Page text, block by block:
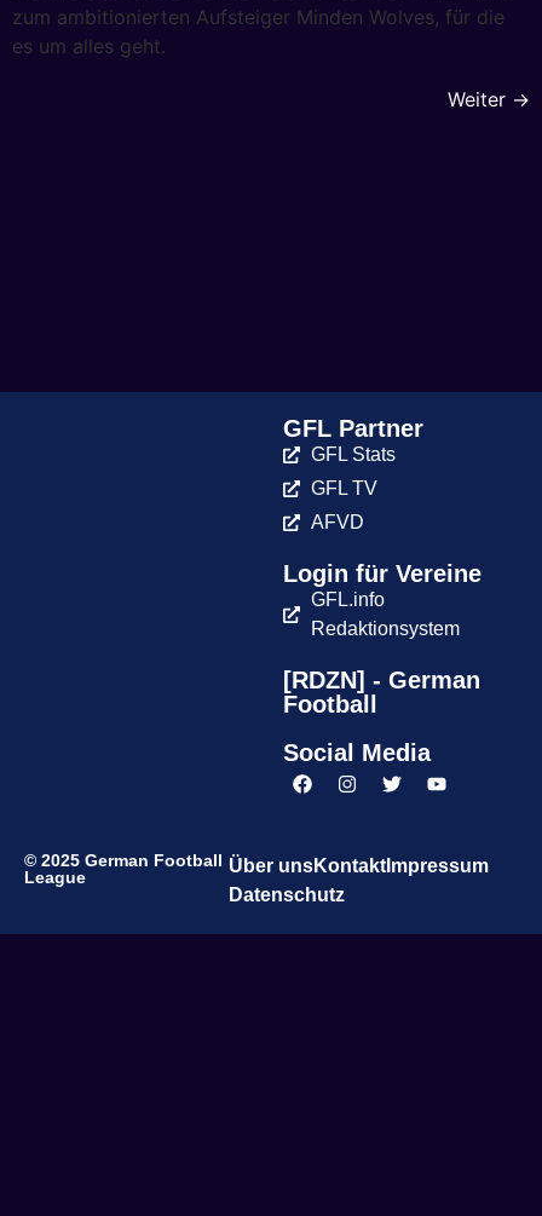
zum ambitionierten Aufsteiger Minden Wolves, für die
es um alles geht.
Weiter →
GFL Partner
GFL Stats
GFL TV
AFVD
Login für Vereine
GFL.info
Redaktionsystem
[RDZN] - German
Football
Social Media
© 2025 German Football
League
Über unsKontaktImpressum
Datenschutz